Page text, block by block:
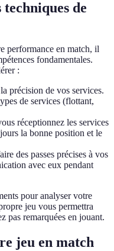
de
performance en match, il
fondamentales.
:
précision de vos services.
de services (flottant,
réceptionnez les services
la bonne position et le
des passes précises à vos
avec eux pendant
pour analyser votre
jeu vous permettra
pas remarquées en jouant.
jeu en match